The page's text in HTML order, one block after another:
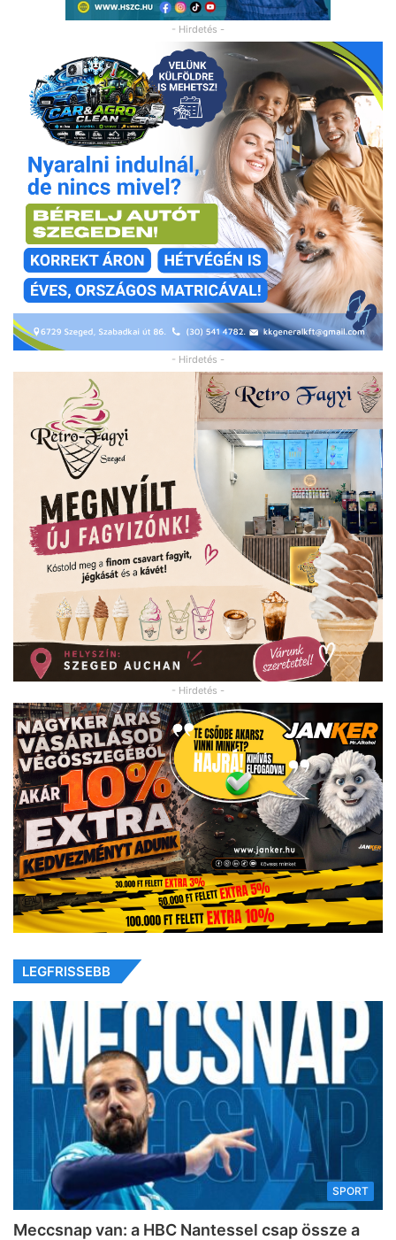
- Hirdetés -
- Hirdetés -
- Hirdetés -
LEGFRISSEBB
SPORT
Meccsnap van: a HBC Nantessel csap össze a